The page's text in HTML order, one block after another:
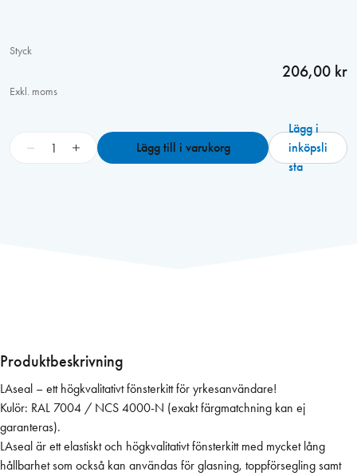
Styck
206,00 kr
Exkl. moms
s
t
e
r
k
i
+ Lägg till i varukorg
Lägg i
inköpsli
sta
Produktbeskrivning
LAseal – ett högkvalitativt fönsterkitt för yrkesanvändare!
Kulör: RAL 7004 / NCS 4000-N (exakt färgmatchning kan ej
garanteras).
LAseal är ett elastiskt och högkvalitativt fönsterkitt med mycket lång
hållbarhet som också kan användas för glasning, toppförsegling samt